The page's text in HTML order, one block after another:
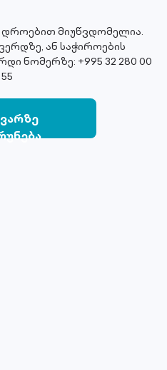
დროებით მიუწვდომელია.
ან საჭიროების
ნომერზე: +995 32 280 00
55